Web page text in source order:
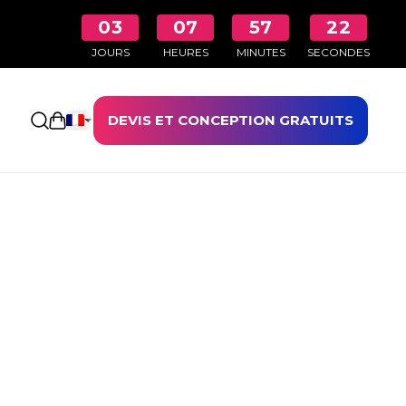
03
JOURS
07
HEURES
57
MINUTES
22
SECONDES
Ouvrir le panierDEVIS ET CONCEPTION GRATUITS